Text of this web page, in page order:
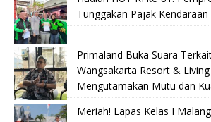
Tunggakan Pajak
Primaland Buka Suara
Wangsakarta Resort & Living
Mengutamakan Mutu dan
Meriah! Lapas Kelas I